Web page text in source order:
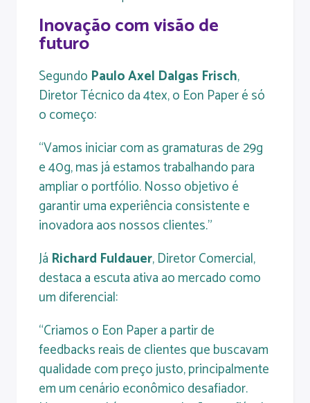
Inovação com visão de
futuro
Segundo Paulo Axel Dalgas Frisch,
Diretor Técnico da 4tex, o Eon Paper é só
o começo:
“Vamos iniciar com as gramaturas de 29g
e 40g, mas já estamos trabalhando para
ampliar o portfólio. Nosso objetivo é
garantir uma experiência consistente e
inovadora aos nossos clientes.”
Já Richard Fuldauer, Diretor Comercial,
destaca a escuta ativa ao mercado como
um diferencial:
“Criamos o Eon Paper a partir de
feedbacks reais de clientes que buscavam
qualidade com preço justo, principalmente
em um cenário econômico desafiador.